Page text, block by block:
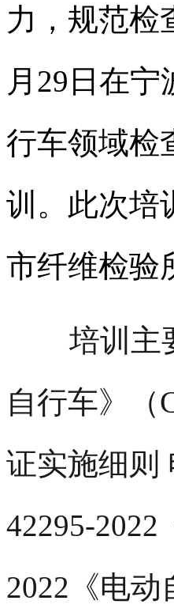
力，规范检
月29日在
行车领域检
训。此次培
市纤维检验
培训主要
自行车》（
证实施细则
42295-
2022《电